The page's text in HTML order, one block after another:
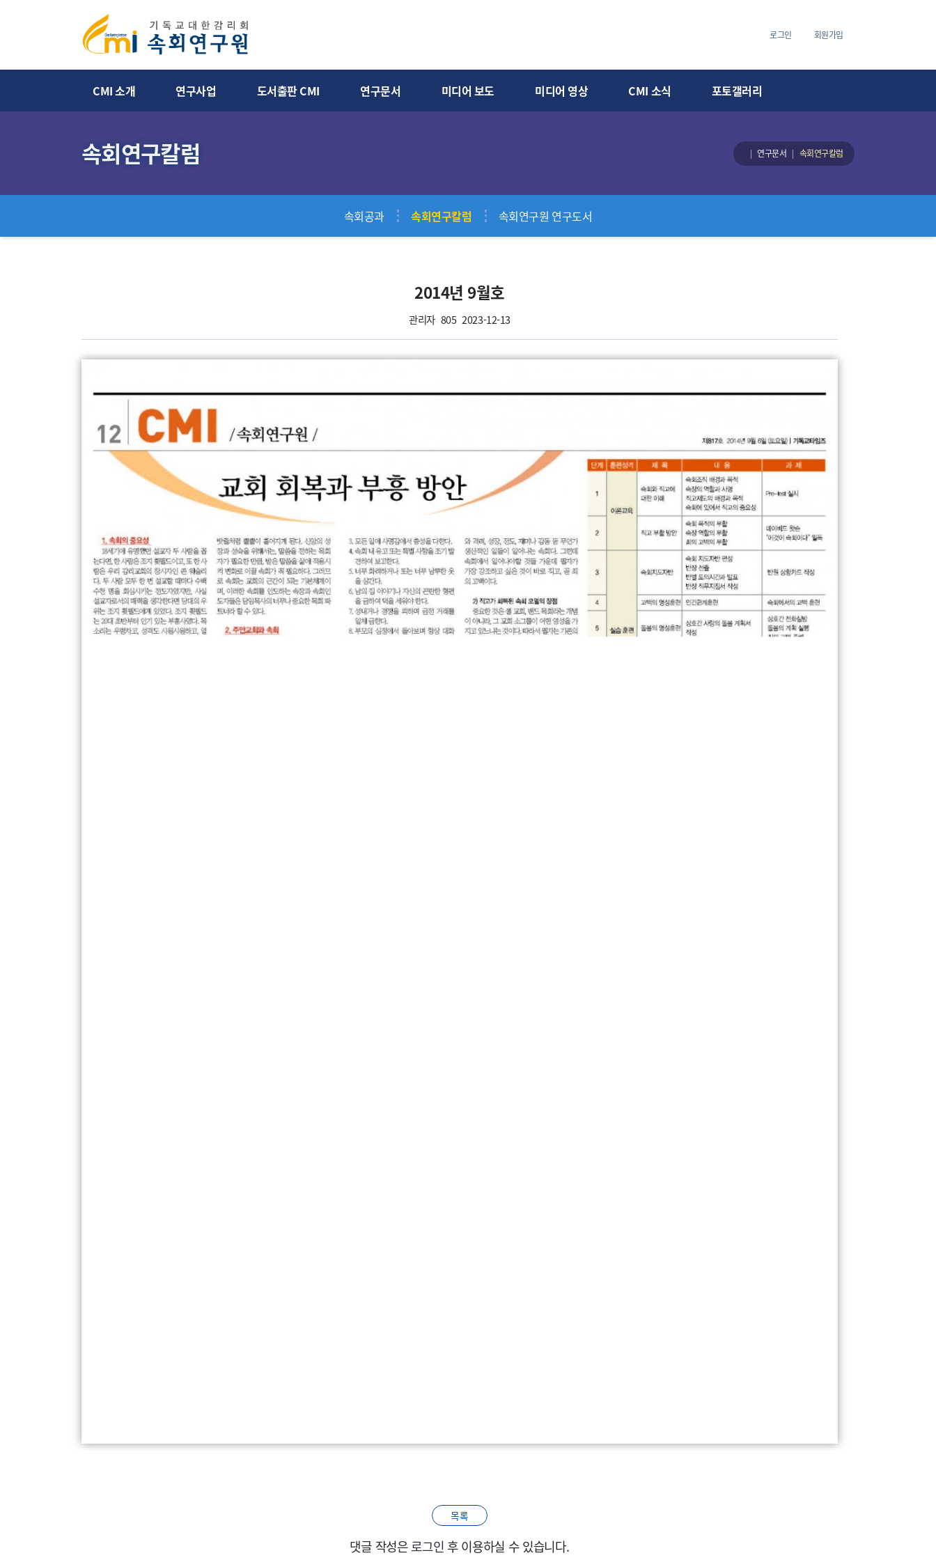
로그인 회원가입
CMI 소개 연구사업 도서출판 CMI 연구문서 미디어 보도 미디어 영상 CMI 소식 포토갤러리
속회연구칼럼 연구문서 속회연구칼럼
속회공과 속회연구칼럼 속회연구원 연구도서
2014년 9월호
관리자 805 2023-12-13
목록
댓글 작성은로그인 후 이용하실 수 있습니다.